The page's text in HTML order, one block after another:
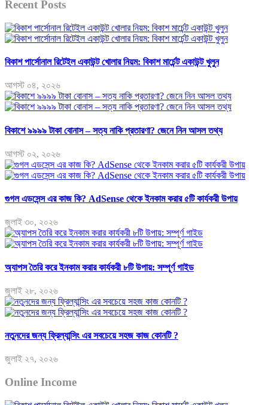
Recent Posts
বিকাশ পার্সোনাল রিটেইল একাউন্ট খোলার নিয়ম: বিকাশ মার্চেন্ট একাউন্ট খুলুন
আগস্ট ০৪, ২০২৬
বিকাশে ৯৯৯৯ টাকা বোনাস – সত্য নাকি প্রতারণা? জেনে নিন আসল তথ্য
আগস্ট ০২, ২০২৬
গুগল এডসেন্স এর কাজ কি? AdSense থেকে ইনকাম করার ৫টি কার্যকরী উপায়
জুলাই ৩০, ২০২৬
অ্যাপস তৈরি করে ইনকাম করার কার্যকরী ৮টি উপায়: সম্পূর্ণ গাইড
জুলাই ২৮, ২০২৬
নতুনদের জন্য ফ্রিল্যান্সিং এর সবচেয়ে সহজ কাজ কোনটি ?
জুলাই ২৭, ২০২৬
Online Income